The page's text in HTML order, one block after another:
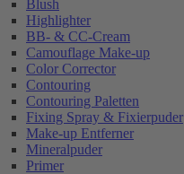
Blush
Highlighter
BB- & CC-Cream
Camouflage Make-up
Color Corrector
Contouring
Contouring Paletten
Fixing Spray & Fixierpuder
Make-up Entferner
Mineralpuder
Primer